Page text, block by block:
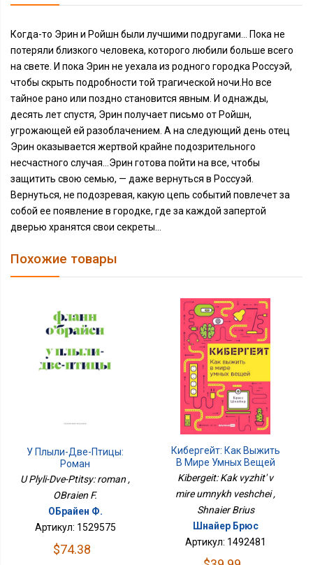
Когда-то Эрин и Ройшн были лучшими подругами… Пока не
потеряли близкого человека, которого любили больше всего
на свете. И пока Эрин не уехала из родного городка Россуэй,
чтобы скрыть подробности той трагической ночи.Но все
тайное рано или поздно становится явным. И однажды,
десять лет спустя, Эрин получает письмо от Ройшн,
угрожающей ей разоблачением. А на следующий день отец
Эрин оказывается жертвой крайне подозрительного
несчастного случая…Эрин готова пойти на все, чтобы
защитить свою семью, — даже вернуться в Россуэй.
Вернуться, не подозревая, какую цепь событий повлечет за
собой ее появление в городке, где за каждой запертой
дверью хранятся свои секреты…
Похожие товары
У Плыли-Две-Птицы:
Роман
U Plyli-Dve-Ptitsy: roman ,
OBraien F.
ОБрайен Ф.
Артикул: 1529575
$74.38
Кибергейт: Как Выжить
В Мире Умных Вещей
Kibergeit: Kak vyzhit' v
mire umnykh veshchei ,
Shnaier Brius
Шнайер Брюс
Артикул: 1492481